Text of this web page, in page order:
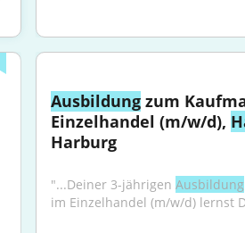
Ausbildung zum
Einzelhandel (m/w/d),
Harburg
"...Deiner 3-jährigen Ausbildung
im Einzelhandel (m/w/d) lernst